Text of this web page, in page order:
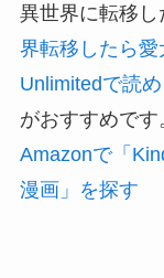
異世界に転移し
界転移したら
Unlimitedで読
がおすすめです
Amazonで「
漫画」を探す